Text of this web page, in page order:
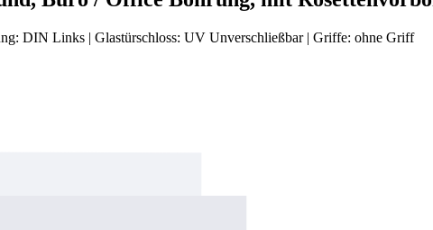
DIN Links | Glastürschloss: UV Unverschließbar | Griffe: ohne Griff